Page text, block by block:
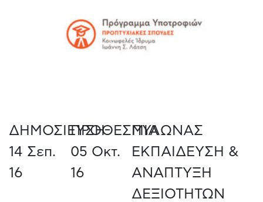
ΔΗΜΟΣΙΕΥΣΗ
14 Σεπ.
16
ΠΡΟΘΕΣΜΙΑ
05 Οκτ.
16
ΠΥΛΩΝΑΣ
ΕΚΠΑΙΔΕΥΣΗ &
ΑΝΑΠΤΥΞΗ
ΔΕΞΙΟΤΗΤΩΝ